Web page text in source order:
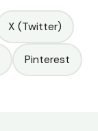
X (Twitter)
Pinterest